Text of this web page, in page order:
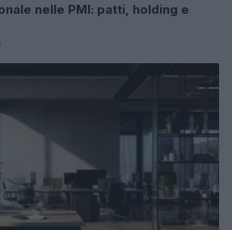
nelle PMI: patti, holding e